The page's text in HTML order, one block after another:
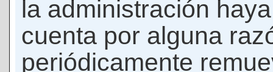
la administración
cuenta por alguna
periódicamente